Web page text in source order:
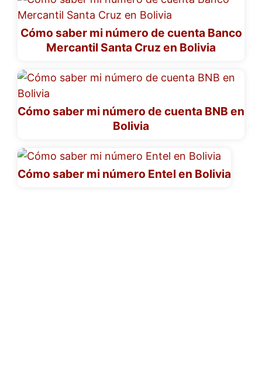
Cómo saber mi número de cuenta Banco
Mercantil Santa Cruz en Bolivia
Cómo saber mi número de cuenta BNB en
Bolivia
Cómo saber mi número Entel en Bolivia